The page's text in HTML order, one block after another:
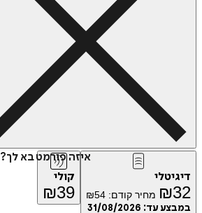
איזה פורמט בא לך?
דיגיטלי
₪32 מחיר קודם: ₪54
במבצע עד: 31/08/2026
קולי
₪39